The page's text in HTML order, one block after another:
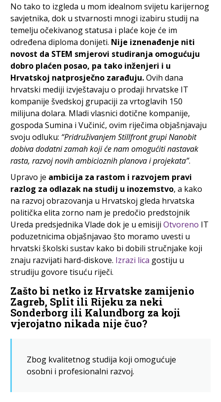
No tako to izgleda u mom idealnom svijetu karijernog
savjetnika, dok u stvarnosti mnogi izabiru studij na
temelju očekivanog statusa i plaće koje će im
određena diploma donijeti. Nije iznenađenje niti
novost da STEM smjerovi studiranja omogućuju
dobro plaćen posao, pa tako inženjeri i u
Hrvatskoj natprosječno zarađuju.Ovih dana
hrvatski mediji izvještavaju o prodaji hrvatske IT
kompanije švedskoj grupaciji za vrtoglavih 150
milijuna dolara. Mladi vlasnici dotične kompanije,
gospoda Sumina i Vučinić, ovim riječima objašnjavaju
svoju odluku: “Pridruživanjem Stillfront grupi Nanobit
dobiva dodatni zamah koji će nam omogućiti nastavak
rasta, razvoj novih ambicioznih planova i projekata”.
Upravo je ambicija za rastom i razvojem pravi
razlog za odlazak na studij u inozemstvo, a kako
na razvoj obrazovanja u Hrvatskoj gleda hrvatska
politička elita zorno nam je predočio predstojnik
Ureda predsjednika Vlade dok je u emisiji Otvoreno IT
poduzetnicima objašnjavao što moramo uvesti u
hrvatski školski sustav kako bi dobili stručnjake koji
znaju razvijati hard-diskove. Izrazi lica gostiju u
strudiju govore tisuću riječi.
Zašto bi netko iz Hrvatske zamijenio
Zagreb, Split ili Rijeku za neki
Sonderborg ili Kalundborg za koji
vjerojatno nikada nije čuo?
Zbog kvalitetnog studija koji omogućuje
osobni i profesionalni razvoj.